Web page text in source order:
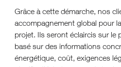
Grâce à cette démarche, nos
accompagnement global pour
projet. Ils seront éclaircis sur le
basé sur des informations
énergétique, coût, exigences